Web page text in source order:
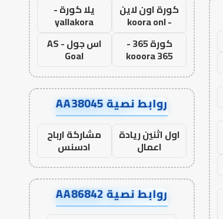
كورة اون لاين
- koora onl
يلا كورة -
yallakora
كورة 365 -
kooora 365
اس جول - AS
Goal
روابط نصية AA38045
اول اثنين ريادة
اعمال
مشاركة ارباح
ادسنس
روابط نصية AA86842